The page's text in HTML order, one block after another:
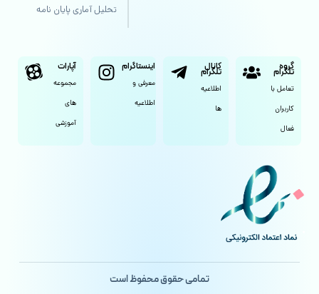
تحلیل آماری پایان نامه
گروه
تلگرام
تعامل با
کاربران
فعال
کانال
تلگرام
اطلاعیه
ها
اینستاگرام
معرفی و
اطلاعیه
آپارات
مجموعه
های
آموزشی
تمامی حقوق محفوظ است